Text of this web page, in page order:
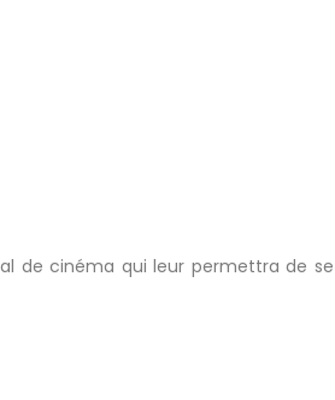
de cinéma qui leur permettra de se